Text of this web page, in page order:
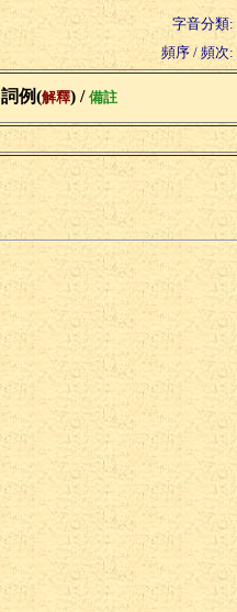
字音分類:
頻序 / 頻次:
詞例(解釋) / 備註